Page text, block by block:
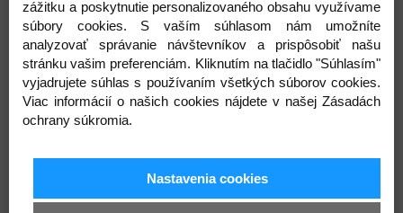
pre detiod 0 do 3 rokova šetrná k citlivej detskej
pokožke.Noštek jeručne vyšívaný, očká sú
bezpečnostné s poistkou (výrobcom odporúčané
pre deti od 3 rokov).V prípade používania u
mladších detí odporúčame používať hračkupod
dohľadom dospelej osoby.
detialebo akohodnotný darček s príbehom ručnej
práce značky Miulee🤍
zážitku a poskytnutie personalizovaného obsahu využívame
súbory cookies. S vaším súhlasom nám umožníte
analyzovať správanie návštevníkov a prispôsobiť našu
stránku vašim preferenciám. Kliknutím na tlačidlo "Súhlasím"
vyjadrujete súhlas s používaním všetkých súborov cookies.
Viac informácií o našich cookies nájdete v našej Zásadách
ochrany súkromia.
Nastavenia cookies